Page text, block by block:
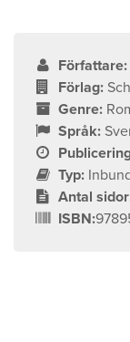
Författare:
Förlag:
Genre:
Språk:
Typ:
Antal
ISBN: